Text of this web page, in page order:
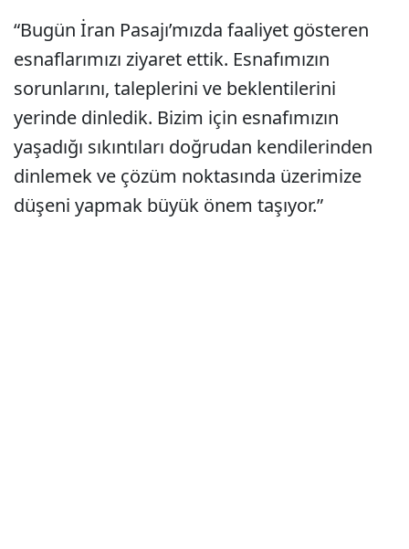
“Bugün İran Pasajı’mızda faaliyet gösteren
esnaflarımızı ziyaret ettik. Esnafımızın
sorunlarını, taleplerini ve beklentilerini
yerinde dinledik. Bizim için esnafımızın
yaşadığı sıkıntıları doğrudan kendilerinden
dinlemek ve çözüm noktasında üzerimize
düşeni yapmak büyük önem taşıyor.”